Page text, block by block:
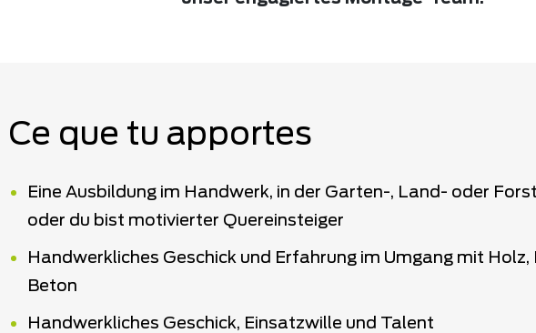
Ce que tu apportes
Eine Ausbildung im Handwerk, in der Garten-, Land- oder
oder du bist motivierter Quereinsteiger
Handwerkliches Geschick und Erfahrung im Umgang mit
Beton
Handwerkliches Geschick, Einsatzwille und Talent